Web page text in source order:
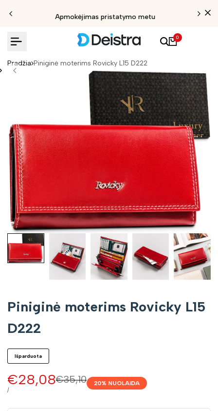
Apmokėjimas pristatymo metu
0
Pradžia Piniginė moterims Rovicky L15 D222
Piniginė moterims Rovicky L15
D222
Išparduota
Įprasta
€35,10
Pardavimo
kaina
€28,08
VIENETO
/
20% NUOLAIDA